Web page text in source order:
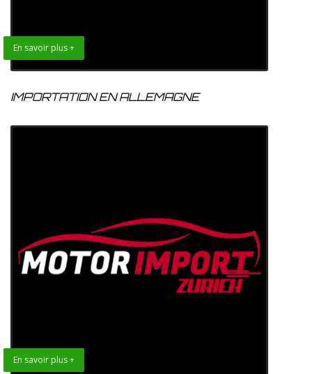
En savoir plus +
IMPORTATION EN ALLEMAGNE
En savoir plus +